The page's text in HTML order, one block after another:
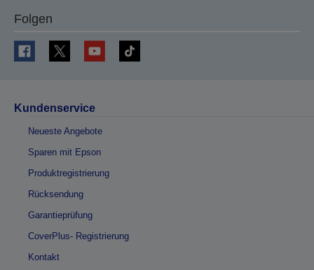
Folgen
Kundenservice
Neueste Angebote
Sparen mit Epson
Produktregistrierung
Rücksendung
Garantieprüfung
CoverPlus- Registrierung
Kontakt